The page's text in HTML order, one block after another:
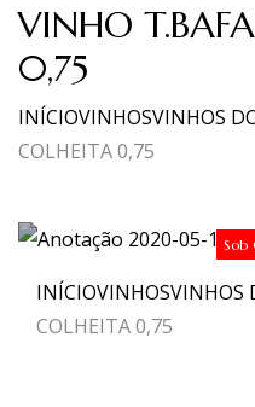
VINHO
0,75
INÍCIOVINHOSVINHOS
COLHEITA 0,75
Sob
INÍCIOVINHOSVINHOS
COLHEITA 0,75